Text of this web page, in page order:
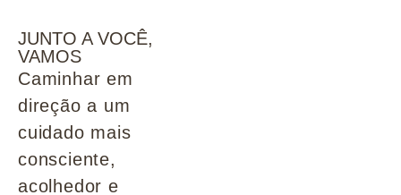
JUNTO A VOCÊ,
VAMOS
Caminhar em
direção a um
cuidado mais
consciente,
acolhedor e